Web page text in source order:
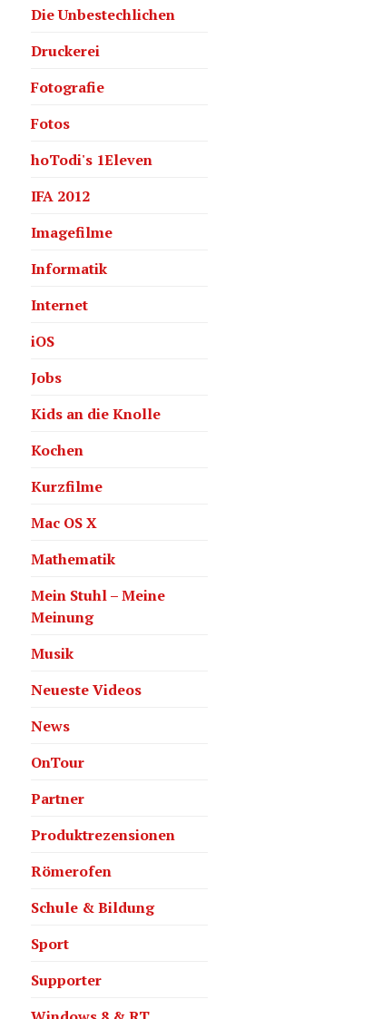
Die Unbestechlichen
Druckerei
Fotografie
Fotos
hoTodi's 1Eleven
IFA 2012
Imagefilme
Informatik
Internet
iOS
Jobs
Kids an die Knolle
Kochen
Kurzfilme
Mac OS X
Mathematik
Mein Stuhl – Meine
Meinung
Musik
Neueste Videos
News
OnTour
Partner
Produktrezensionen
Römerofen
Schule & Bildung
Sport
Supporter